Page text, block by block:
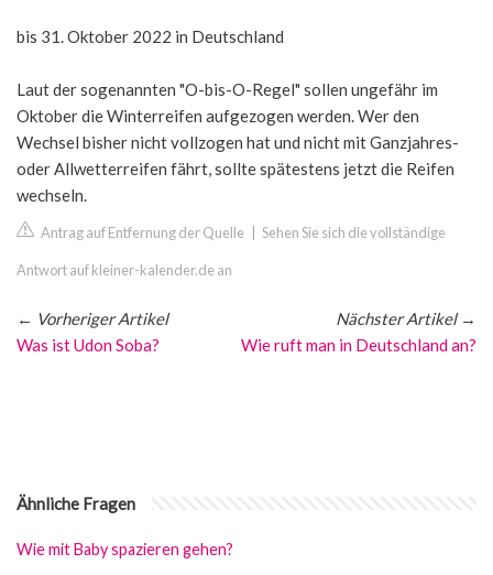
bis 31. Oktober 2022 in Deutschland
Laut der sogenannten "O-bis-O-Regel" sollen ungefähr im
Oktober die Winterreifen aufgezogen werden. Wer den
Wechsel bisher nicht vollzogen hat und nicht mit Ganzjahres-
oder Allwetterreifen fährt, sollte spätestens jetzt die Reifen
wechseln.
Antrag auf Entfernung der Quelle Sehen Sie sich die vollständige
Antwort auf kleiner-kalender.de an
← Vorheriger Artikel
Was ist Udon Soba?
Nächster Artikel→
Wie ruft man in Deutschland an?
Ähnliche Fragen
Wie mit Baby spazieren gehen?